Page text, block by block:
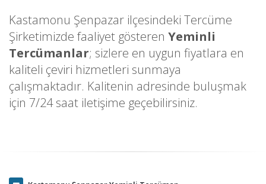
Kastamonu Şenpazar ilçesindeki Tercüme
Şirketimizde faaliyet gösteren Yeminli
Tercümanlar; sizlere en uygun fiyatlara en
kaliteli çeviri hizmetleri sunmaya
çalışmaktadır. Kalitenin adresinde buluşmak
için 7/24 saat iletişime geçebilirsiniz.